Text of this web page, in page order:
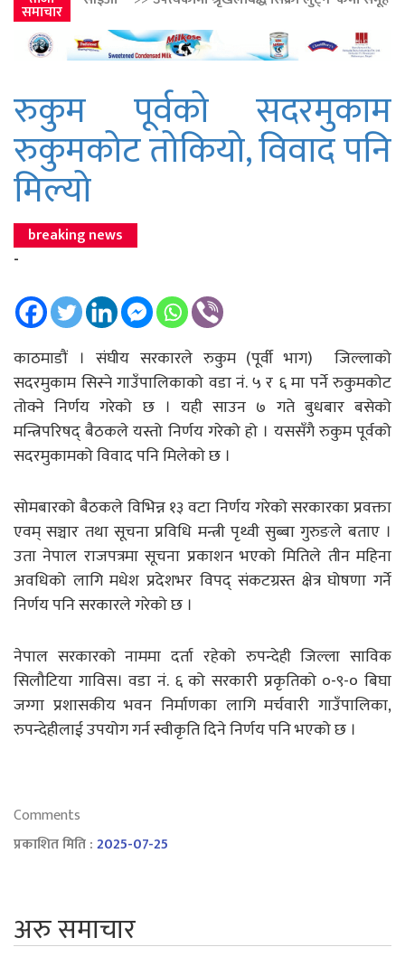
समाचार
रुकुम पूर्वको सदरमुकाम
रुकुमकोट तोकियो, विवाद पनि
मिल्यो
breaking news
-
काठमाडौं । संघीय सरकारले रुकुम (पूर्वी भाग) जिल्लाको
सदरमुकाम सिस्ने गाउँपालिकाको वडा नं. ५ र ६ मा पर्ने रुकुमकोट
तोक्ने निर्णय गरेको छ । यही साउन ७ गते बुधबार बसेको
मन्त्रिपरिषद् बैठकले यस्तो निर्णय गरेको हो । यससँगै रुकुम पूर्वको
सदरमुकामको विवाद पनि मिलेको छ ।
सोमबारको बैठकले विभिन्न १३ वटा निर्णय गरेको सरकारका प्रवक्ता
एवम् सञ्चार तथा सूचना प्रविधि मन्त्री पृथ्वी सुब्बा गुरुङले बताए ।
उता नेपाल राजपत्रमा सूचना प्रकाशन भएको मितिले तीन महिना
अवधिको लागि मधेश प्रदेशभर विपद् संकटग्रस्त क्षेत्र घोषणा गर्ने
निर्णय पनि सरकारले गरेको छ ।
नेपाल सरकारको नाममा दर्ता रहेको रुपन्देही जिल्ला साविक
सिलौटिया गाविस। वडा नं. ६ को सरकारी प्रकृतिको ०-९-० बिघा
जग्गा प्रशासकीय भवन निर्माणका लागि मर्चवारी गाउँपालिका,
रुपन्देहीलाई उपयोग गर्न स्वीकृति दिने निर्णय पनि भएको छ ।
Comments
प्रकाशित मिति :2025-07-25
अरु समाचार